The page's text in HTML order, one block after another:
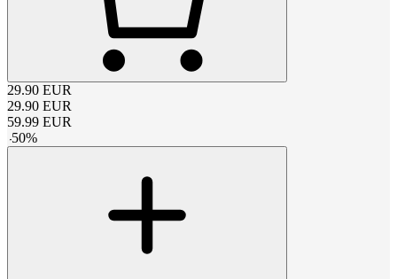
29.90 EUR
29.90 EUR
59.99 EUR
-50%